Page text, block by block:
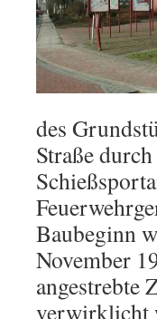
des
Straße
Baubeginn
November
angestrebte
verwirklicht